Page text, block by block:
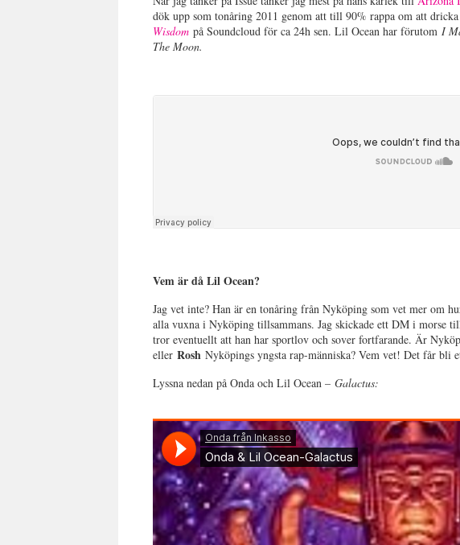
dök upp som tonåring 2011 genom att till 90% rappa om att
Wisdompå Soundcloud för ca 24h sen. Lil Ocean har förutomI
The Moon.
Vem är då Lil Ocean?
Jag vet inte? Han är en tonåring från Nyköping som vet mer om
alla vuxna i Nyköping tillsammans. Jag skickade ett DM i morse
tror eventuellt att han har sportlov och sover fortfarande. Är
ellerRosh Nyköpings yngsta rap-människa? Vem vet! Det får bli
Lyssna nedan på Onda och Lil Ocean –Galactus: